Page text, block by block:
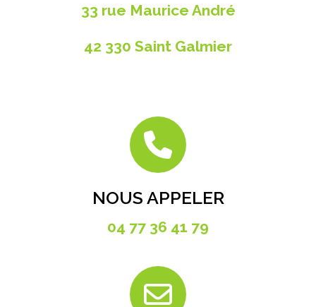
33 rue Maurice André
42 330 Saint Galmier
NOUS APPELER
04 77 36 41 79